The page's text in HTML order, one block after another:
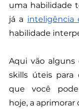
uma habilidade
já a inteligência
habilidade
Aqui vão alguns
skills úteis para
que você
hoje, a aprimorar